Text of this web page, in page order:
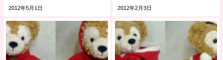
2012年5月1日 2012年2月3日